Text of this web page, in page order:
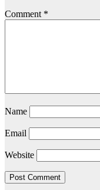
Comment *
Name
Email
Website